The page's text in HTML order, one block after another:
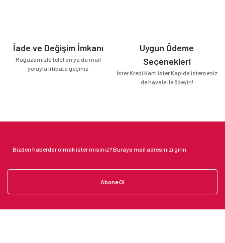
İade ve Değişim İmkanı
Mağazamızla telefon ya da mail
yoluyla irtibata geçiniz
Uygun Ödeme
Seçenekleri
İster Kredi Kartı ister Kapıda isterseniz
de havale ile ödeyin!
Abone Ol